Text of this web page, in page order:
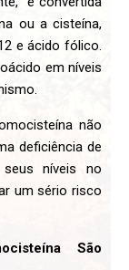
ou a cisteína,
e ácido fólico.
em níveis
não
deficiência de
níveis no
um sério risco
São